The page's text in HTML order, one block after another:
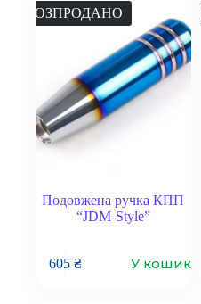
РОЗПРОДАНО
Подовжена ручка КПП
“JDM-Style”
605₴ У кошик